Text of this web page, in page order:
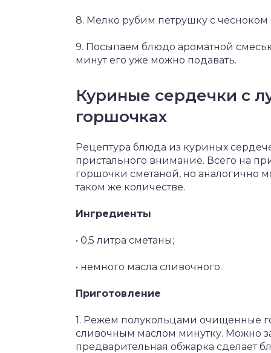
8. Мелко рубим петрушку с чесноком
9. Посыпаем блюдо ароматной
минут его уже можно подавать.
Куриные сердечки с
горшочках
Рецептура блюда из куриных
пристального внимание. Всего на
горшочки сметаной, но аналогично
таком же количестве.
Ингредиенты
• 0,5 литра сметаны;
• немного масла сливочного.
Приготовление
1. Режем полукольцами очищенные
сливочным маслом минутку. Можно
предварительная обжарка сделает